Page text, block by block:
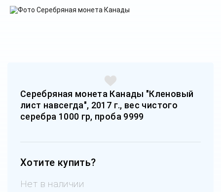
Серебряная монета Канады "Кленовый
лист навсегда", 2017 г., вес чистого
серебра 1000 гр, проба 9999
Хотите купить?
Нет в наличии